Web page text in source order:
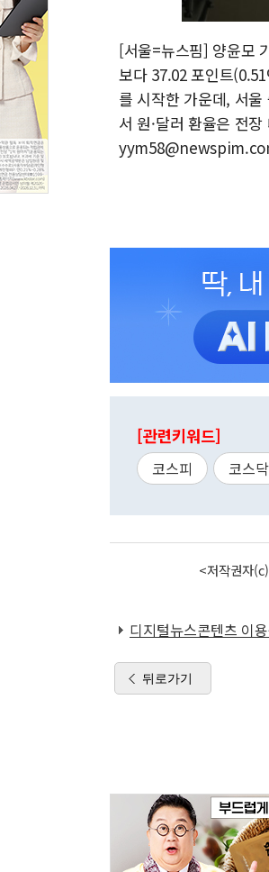
[서울=뉴스핌] 양윤모
보다 37.02 포인트
를 시작한 가운데, 서
서 원·달러 환율은 전
[관련키워드]
코스피 코스닥
<저작권자
디지털뉴스콘텐츠 이
뒤로가기